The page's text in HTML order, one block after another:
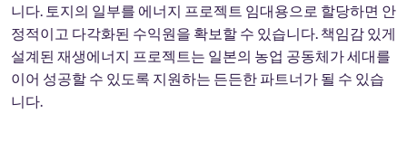
니다. 토지의 일부를 에너지 프로젝트 임대용으로 할당하면 안
정적이고 다각화된 수익원을 확보할 수 있습니다. 책임감 있게
설계된 재생에너지 프로젝트는 일본의 농업 공동체가 세대를
이어 성공할 수 있도록 지원하는 든든한 파트너가 될 수 있습
니다.